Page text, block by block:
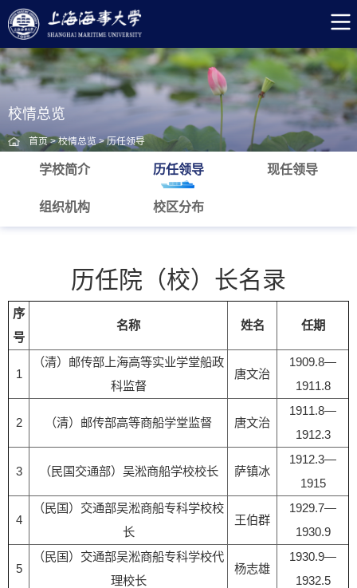
校情总览
首页>校情总览>历任领导
学校简介 历任领导 现任领导
组织机构 校区分布
历任院（校）长名录
序
号
名称 姓名 任期
1
（清）邮传部上海高等实业学堂船政
科监督
唐文治
1909.8—
1911.8
2 （清）邮传部高等商船学堂监督 唐文治
1911.8—
1912.3
3 （民国交通部）吴淞商船学校校长 萨镇冰
1912.3—
1915
4
（民国）交通部吴淞商船专科学校校
长
王伯群
1929.7—
1930.9
5
（民国）交通部吴淞商船专科学校代
理校长
杨志雄
1930.9—
1932.5